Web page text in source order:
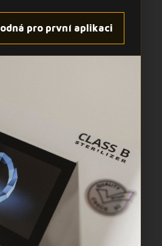
pro první aplikaci